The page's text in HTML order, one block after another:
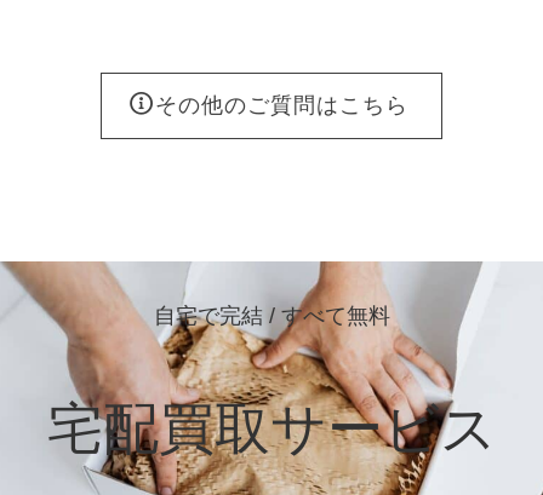
その他のご質問はこちら
自宅で完結 / すべて無料
宅配買取サービス